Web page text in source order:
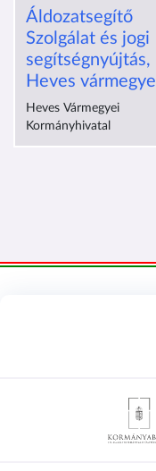
Áldozatsegítő
Szolgálat és jogi
segítségnyújtás,
Heves vármegye
Heves Vármegyei
Kormányhivatal